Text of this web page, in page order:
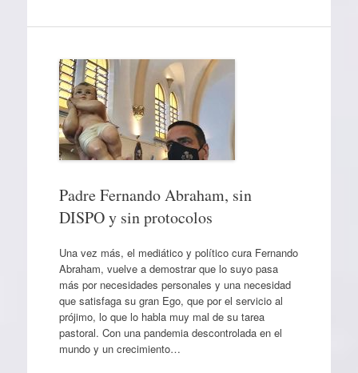
Padre Fernando Abraham, sin
DISPO y sin protocolos
Una vez más, el mediático y político cura Fernando
Abraham, vuelve a demostrar que lo suyo pasa
más por necesidades personales y una necesidad
que satisfaga su gran Ego, que por el servicio al
prójimo, lo que lo habla muy mal de su tarea
pastoral. Con una pandemia descontrolada en el
mundo y un crecimiento…